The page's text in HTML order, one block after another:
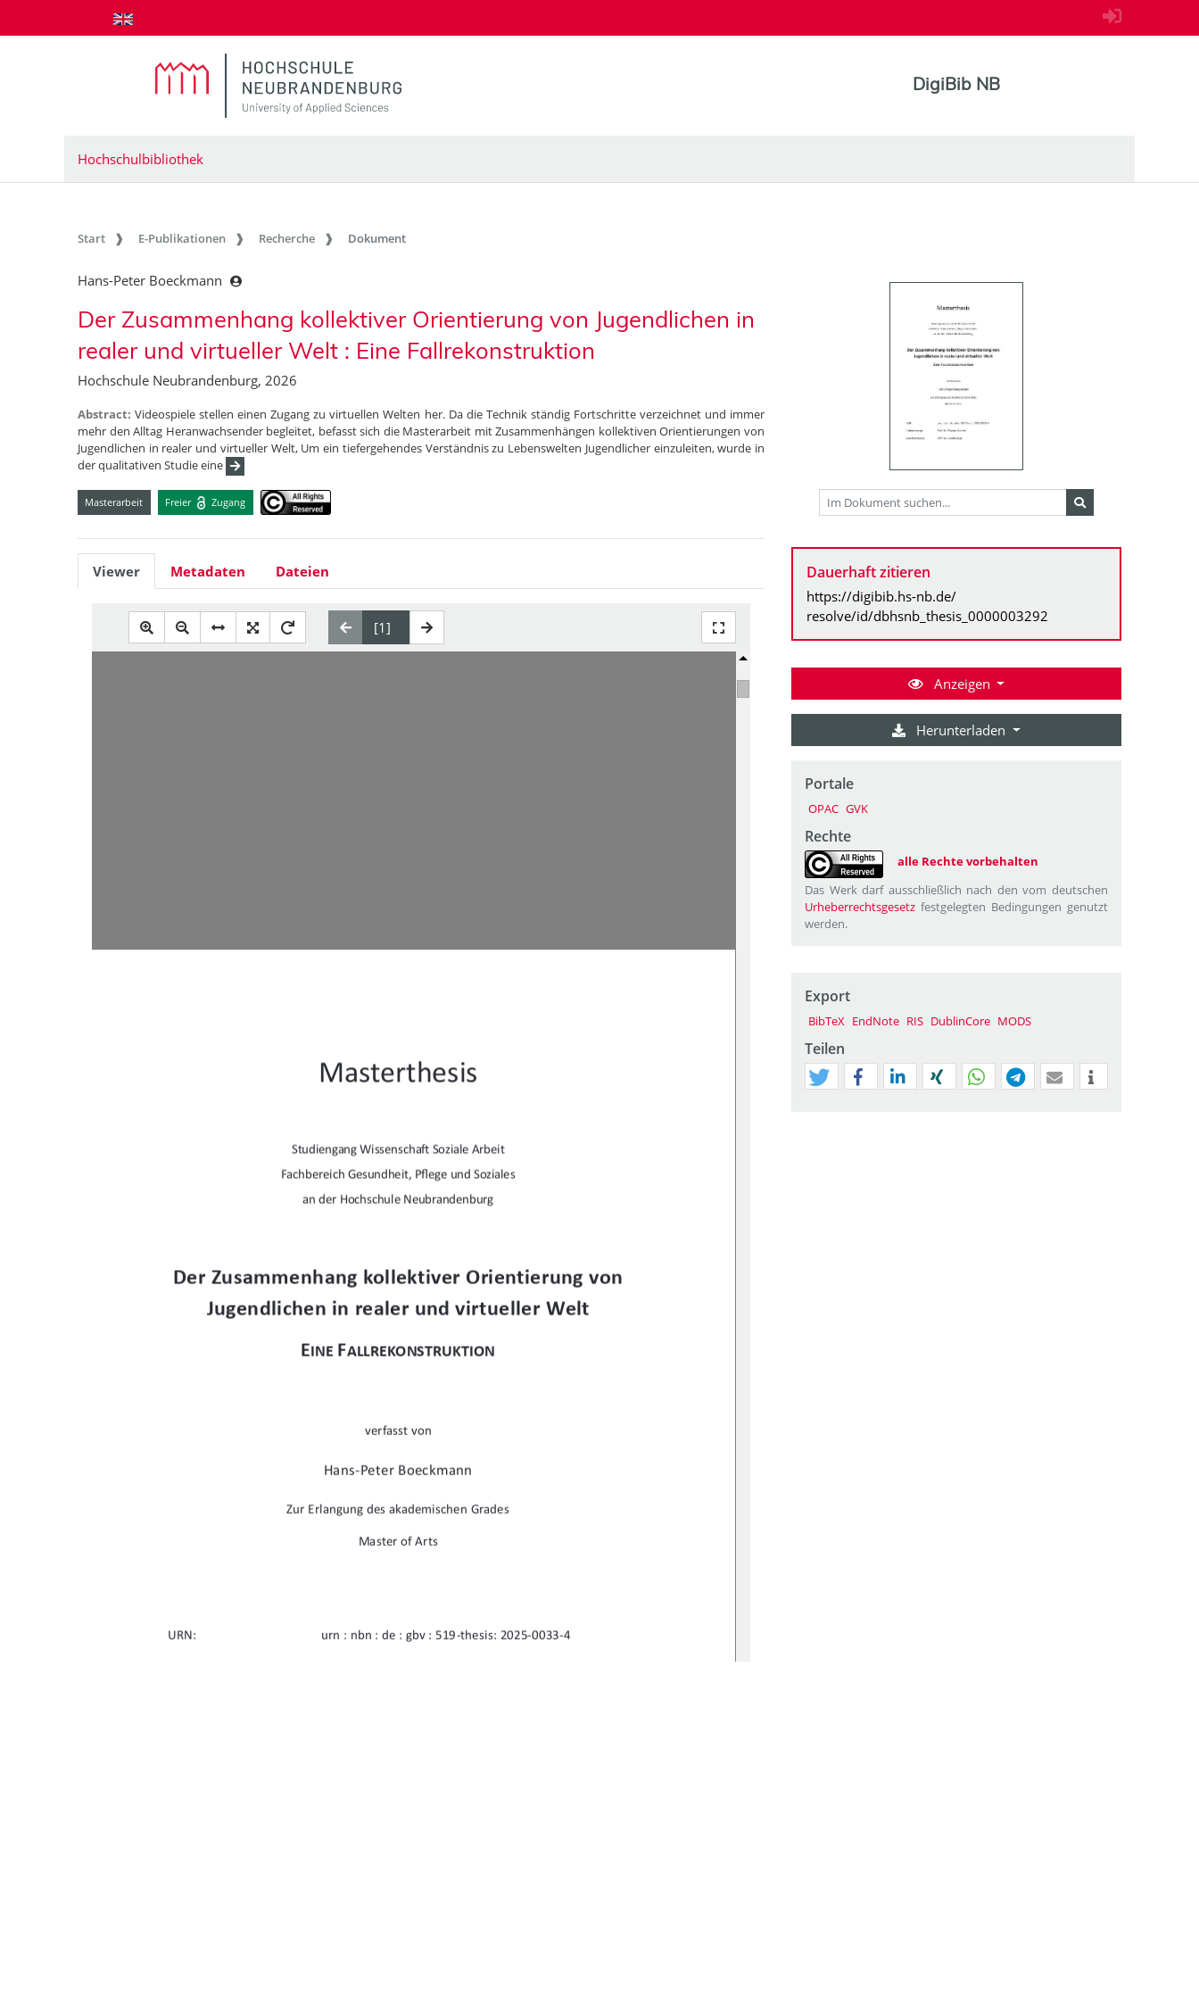
zum Inhalt springen
DigiBib NB
Hochschulbibliothek
Start E-Publikationen Recherche Dokument
Hans-Peter Boeckmann
Der Zusammenhang kollektiver Orientierung von Jugendlichen in
realer und virtueller Welt : Eine Fallrekonstruktion
Hochschule Neubrandenburg, 2026
Abstract:Videospiele stellen einen Zugang zu virtuellen Welten her. Da die Technik ständig Fortschritte verzeichnet und immer
mehr den Alltag Heranwachsender begleitet, befasst sich die Masterarbeit mit Zusammenhängen kollektiven Orientierungen von
Jugendlichen in realer und virtueller Welt, Um ein tiefergehendes Verständnis zu Lebenswelten Jugendlicher einzuleiten, wurde in
der qualitativen Studie eine
Masterarbeit Freier Zugang
Viewer Metadaten Dateien
Masterthesis
Studiengang WissenschaŌ Soziale Arbeit
Fachbereich Gesundheit, Pflege und Soziales
an der Hochschule Neubrandenburg
Der Zusammenhang kollektiver Orientierung von
Jugendlichen in realer und virtueller Welt
EINE FALLREKONSTRUKTION
verfasst von
Hans-Peter Boeckmann
Zur Erlangung des akademischen Grades
Master of Arts
URN: urn : nbn : de : gbv : 519-thesis: 2025-0033-4
Dauerhaft zitieren
https://digibib.hs-nb.de/
resolve/id/dbhsnb_thesis_0000003292
Anzeigen
Herunterladen
Portale
OPAC GVK
Rechte
alle Rechte vorbehalten
Das Werk darf ausschließlich nach den vom deutschen
Urheberrechtsgesetz festgelegten Bedingungen genutzt
werden.
Export
BibTeX EndNote RIS DublinCore MODS
Teilen